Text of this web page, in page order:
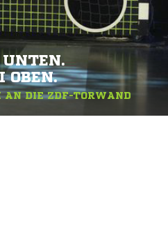
UNTEN.
OBEN.
AN DIE ZDF-TORWAND